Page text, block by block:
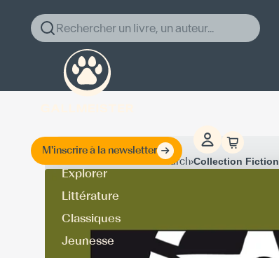
Rechercher un livre, un auteur...
M'inscrire à la newsletter
Explorer
Littérature
Classiques
Jeunesse
William March›Collection Fiction